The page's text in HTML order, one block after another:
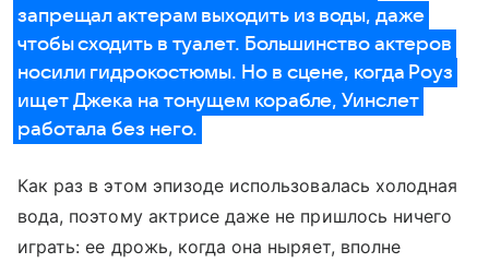
запрещал актерам выходить из воды, даже
чтобы сходить в туалет. Большинство актеров
носили гидрокостюмы. Но в сцене, когда Роуз
ищет Джека на тонущем корабле, Уинслет
работала без него.
Как раз в этом эпизоде использовалась холодная
вода, поэтому актрисе даже не пришлось ничего
играть: ее дрожь, когда она ныряет, вполне